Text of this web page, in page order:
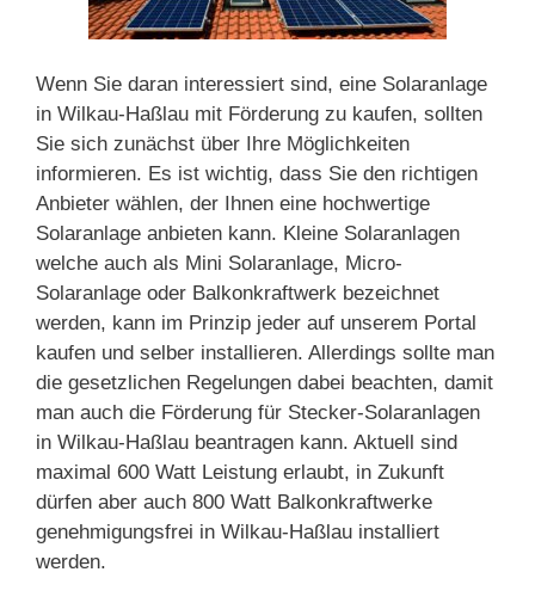
Wenn Sie daran interessiert sind, eine Solaranlage
in Wilkau-Haßlau mit Förderung zu kaufen, sollten
Sie sich zunächst über Ihre Möglichkeiten
informieren. Es ist wichtig, dass Sie den richtigen
Anbieter wählen, der Ihnen eine hochwertige
Solaranlage anbieten kann. Kleine Solaranlagen
welche auch als Mini Solaranlage, Micro-
Solaranlage oder Balkonkraftwerk bezeichnet
werden, kann im Prinzip jeder auf unserem Portal
kaufen und selber installieren. Allerdings sollte man
die gesetzlichen Regelungen dabei beachten, damit
man auch die Förderung für Stecker-Solaranlagen
in Wilkau-Haßlau beantragen kann. Aktuell sind
maximal 600 Watt Leistung erlaubt, in Zukunft
dürfen aber auch 800 Watt Balkonkraftwerke
genehmigungsfrei in Wilkau-Haßlau installiert
werden.